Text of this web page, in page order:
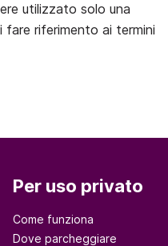
utilizzato solo una
fare riferimento ai termini
Per uso privato
Come funziona
Dove parcheggiare